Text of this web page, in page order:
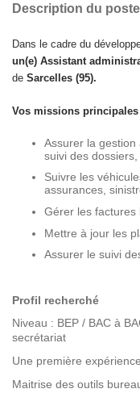
Description du poste
Dans le cadre du
un(e) Assistant
de Sarcelles (95).
Vos missions principales
Assurer la gestion
suivi des
Suivre les
assurances,
Gérer les factures
Mettre à jour les
Assurer le suivi
Profil recherché
Niveau : BEP / BAC à
secrétariat
Une première
Maitrise des outils